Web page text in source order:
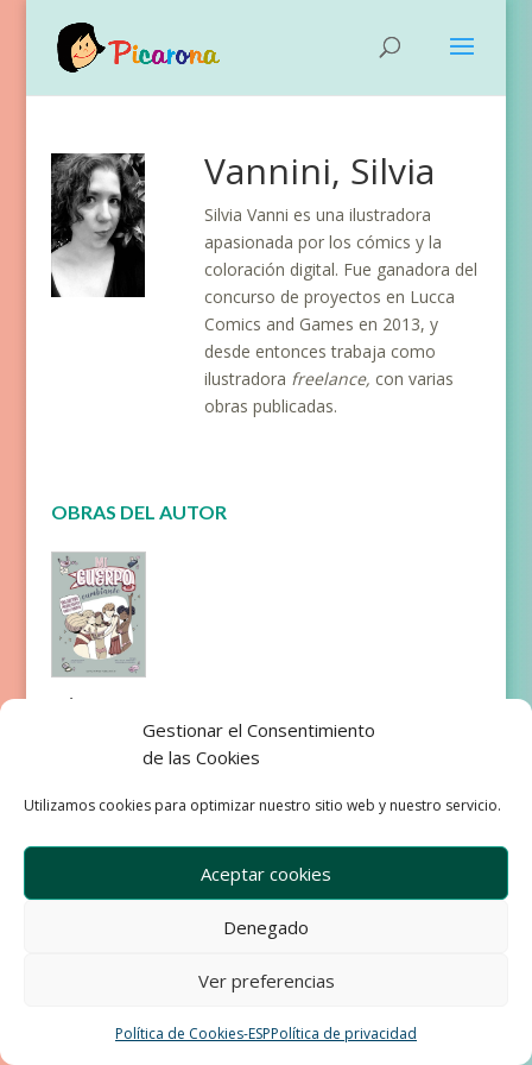
Gestionar el Consentimiento
de las Cookies
Utilizamos cookies para optimizar nuestro sitio web y nuestro servicio.
Aceptar cookies
Denegado
Ver preferencias
Política de Cookies-ESPPolítica de privacidad
Vannini, Silvia
Silvia Vanni es una ilustradora
apasionada por los cómics y la
coloración digital. Fue ganadora del
concurso de proyectos en Lucca
Comics and Games en 2013, y
desde entonces trabaja como
ilustradora freelance, con varias
obras publicadas.
OBRAS DEL AUTOR
Mi cuerpo
Aviso Legal
Política de privacidad
Política de Cookies
Development & Design by Ixole